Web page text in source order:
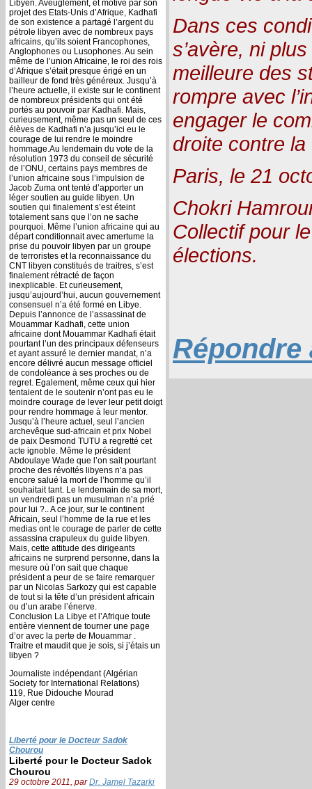
Libyen. Aveuglement, et motivé par son
projet des Etats-Unis d’Afrique, Kadhafi
de son existence a partagé l’argent du
pétrole libyen avec de nombreux pays
africains, qu’ils soient Francophones,
Anglophones ou Lusophones. Au sein
même de l’union Africaine, le roi des rois
d’Afrique s’était presque érigé en un
bailleur de fond très généreux. Jusqu’à
l’heure actuelle, il existe sur le continent
de nombreux présidents qui ont été
portés au pouvoir par Kadhafi. Mais,
curieusement, même pas un seul de ces
élèves de Kadhafi n’a jusqu’ici eu le
courage de lui rendre le moindre
hommage.Au lendemain du vote de la
résolution 1973 du conseil de sécurité
de l’ONU, certains pays membres de
l’union africaine sous l’impulsion de
Jacob Zuma ont tenté d’apporter un
léger soutien au guide libyen. Un
soutien qui finalement s’est éteint
totalement sans que l’on ne sache
pourquoi. Même l’union africaine qui au
départ conditionnait avec amertume la
prise du pouvoir libyen par un groupe
de terroristes et la reconnaissance du
CNT libyen constitués de traitres, s’est
finalement rétracté de façon
inexplicable. Et curieusement,
jusqu’aujourd’hui, aucun gouvernement
consensuel n’a été formé en Libye.
Depuis l’annonce de l’assassinat de
Mouammar Kadhafi, cette union
africaine dont Mouammar Kadhafi était
pourtant l’un des principaux défenseurs
et ayant assuré le dernier mandat, n’a
encore délivré aucun message officiel
de condoléance à ses proches ou de
regret. Egalement, même ceux qui hier
tentaient de le soutenir n’ont pas eu le
moindre courage de lever leur petit doigt
pour rendre hommage à leur mentor.
Jusqu’à l’heure actuel, seul l’ancien
archevêque sud-africain et prix Nobel
de paix Desmond TUTU a regretté cet
acte ignoble. Même le président
Abdoulaye Wade que l’on sait pourtant
proche des révoltés libyens n’a pas
encore salué la mort de l’homme qu’il
souhaitait tant. Le lendemain de sa mort,
un vendredi pas un musulman n’a prié
pour lui ?.. A ce jour, sur le continent
Africain, seul l’homme de la rue et les
medias ont le courage de parler de cette
assassina crapuleux du guide libyen.
Mais, cette attitude des dirigeants
africains ne surprend personne, dans la
mesure où l’on sait que chaque
président a peur de se faire remarquer
par un Nicolas Sarkozy qui est capable
de tout si la tête d’un président africain
ou d’un arabe l’énerve.
Conclusion La Libye et l’Afrique toute
entière viennent de tourner une page
d’or avec la perte de Mouammar .
Traitre et maudit que je sois, si j’étais un
libyen ?
Journaliste indépendant (Algérian
Society for International Relations)
119, Rue Didouche Mourad
Alger centre
Liberté pour le Docteur Sadok
Chourou
Liberté pour le Docteur Sadok
Chourou
29 octobre 2011, parDr. Jamel Tazarki
Dans ces
s’avère, ni
meilleure des
rompre avec
engager le
droite contre
Paris, le 21
Chokri
Collectif pour
élections.
Répondre